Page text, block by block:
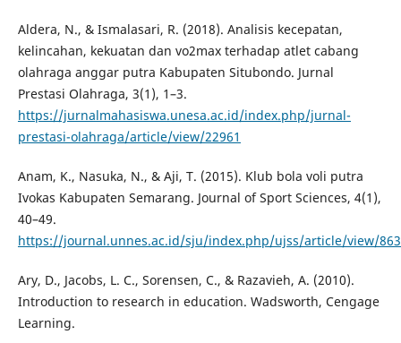
Aldera, N., & Ismalasari, R. (2018). Analisis kecepatan,
kelincahan, kekuatan dan vo2max terhadap atlet cabang
olahraga anggar putra Kabupaten Situbondo. Jurnal
Prestasi Olahraga, 3(1), 1–3.
https://jurnalmahasiswa.unesa.ac.id/index.php/jurnal-
prestasi-olahraga/article/view/22961
Anam, K., Nasuka, N., & Aji, T. (2015). Klub bola voli putra
Ivokas Kabupaten Semarang. Journal of Sport Sciences, 4(1),
40–49.
https://journal.unnes.ac.id/sju/index.php/ujss/article/view/
Ary, D., Jacobs, L. C., Sorensen, C., & Razavieh, A. (2010).
Introduction to research in education. Wadsworth, Cengage
Learning.